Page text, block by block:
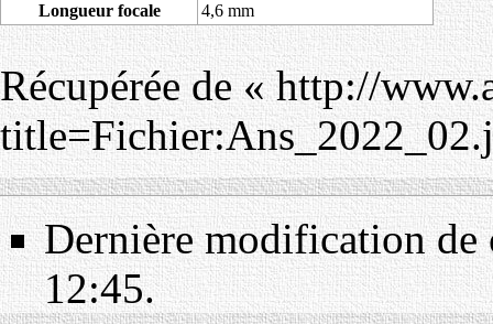
Longueur focale
4,6 mm
Récupérée de «http://
Dernière modification de
12:45.